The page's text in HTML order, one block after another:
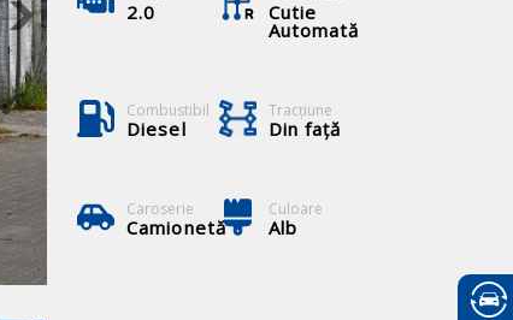
2.0 Cutie
Automată
Combustibil
Diesel
Tracţiune
Din față
Caroserie
Camionetă
Culoare
Alb